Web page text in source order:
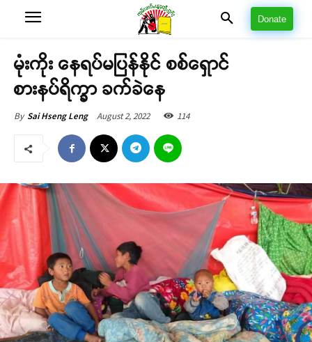
Donate
မုံးကိုး နေရပ်မပြန်နိုင် စစ်ရှောင်
စားနပ်ရိက္ခာ ခက်ခဲနေ
By Sai Hseng Leng August 2, 2022 114